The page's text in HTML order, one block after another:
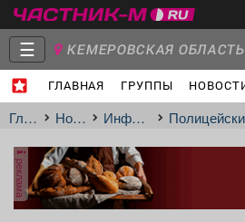
☰ КЕМЕРОВСКАЯ ОБЛАСТЬ
ГЛАВНАЯ ГРУППЫ
Главная
Группы
Объявления Недвижимость
Главная Новости Информация Полицейские с
реклама